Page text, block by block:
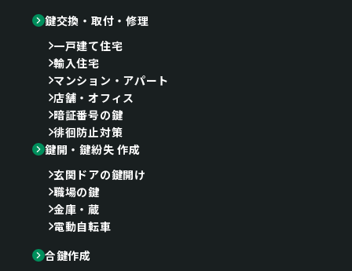
鍵交換・取付・修理
一戸建て住宅
輸入住宅
マンション・アパート
店舗・オフィス
暗証番号の鍵
徘徊防止対策
鍵開・鍵紛失 作成
玄関ドアの鍵開け
職場の鍵
金庫・蔵
電動自転車
合鍵作成